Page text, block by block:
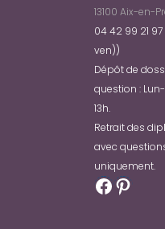
13100 Aix-en-
04 42 99 21 97
ven))
Dépôt de
question :
13h.
Retrait des
avec
uniquement.